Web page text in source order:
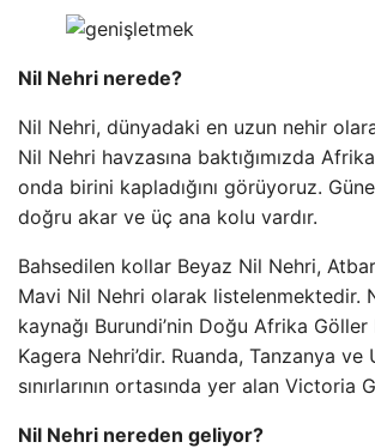
Nil Nehri nerede?
Nil Nehri, dünyadaki en uzun nehir
Nil Nehri havzasına baktığımızda Afrika
onda birini kapladığını görüyoruz.
doğru akar ve üç ana kolu vardır.
Bahsedilen kollar Beyaz Nil Nehri,
Mavi Nil Nehri olarak listelenmektedir.
kaynağı Burundi’nin Doğu Afrika Göller
Kagera Nehri’dir. Ruanda, Tanzanya ve
sınırlarının ortasında yer alan Victoria
Nil Nehri nereden geliyor?